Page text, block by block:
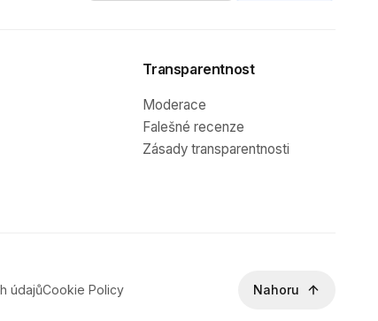
Transparentnost
Moderace
Falešné recenze
Zásady transparentnosti
údajůCookie Policy Nahoru